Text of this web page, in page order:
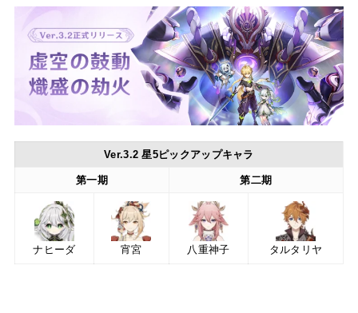
Ver.3.2 星5ピックアップキャラ
第一期 第二期
ナヒーダ 宵宮 八重神子 タルタリヤ